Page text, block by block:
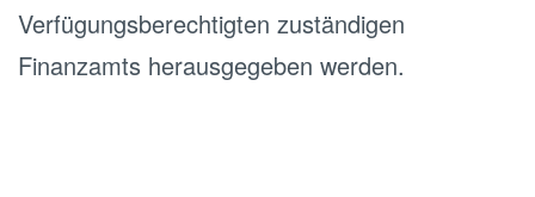
Verfügungsberechtigten zuständigen
Finanzamts herausgegeben werden.